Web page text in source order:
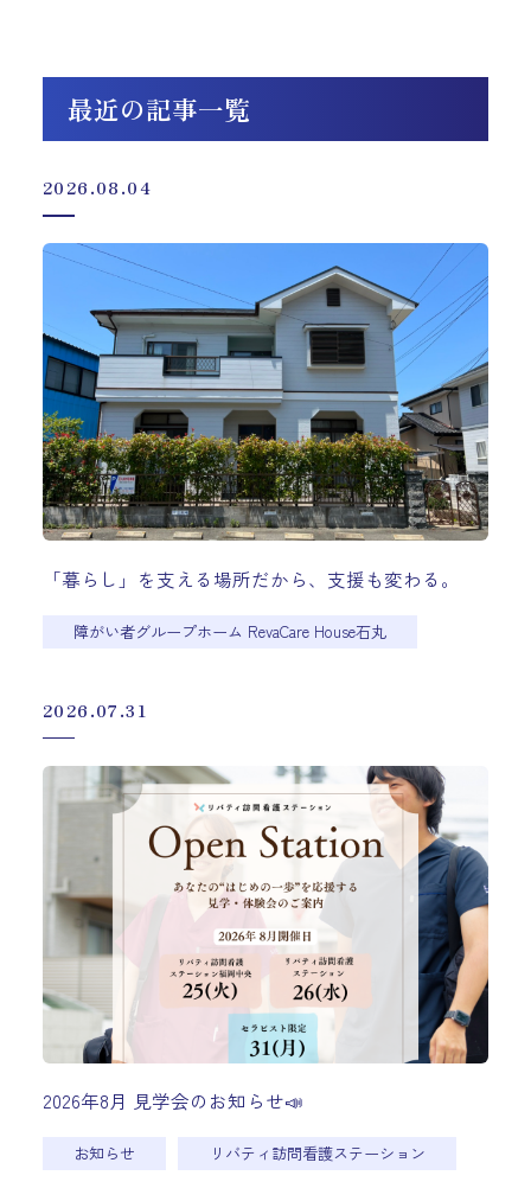
最近の記事一覧
2026.08.04
「暮らし」を支える場所だから、支援も変わる。
障がい者グループホーム RevaCare House石丸
2026.07.31
2026年8月 見学会のお知らせ📣
お知らせ リバティ訪問看護ステーション